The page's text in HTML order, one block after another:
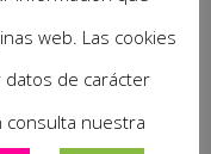
web. Las cookies
datos de carácter
consulta nuestra